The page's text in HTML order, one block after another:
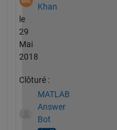
Khan
le
29
Mai
2018
Clôturé :
MATLAB
Answer
Bot